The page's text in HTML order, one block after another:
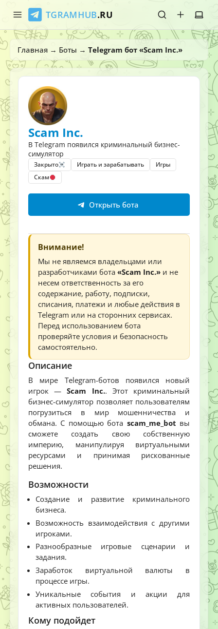
TGRAMHUB.RU
Главная
Стикеры
Эмодзи
О нас
Главная → Боты → Telegram бот «Scam Inc.»
Scam Inc.
В Telegram появился криминальный бизнес-
симулятор
Закрыто Играть и зарабатывать
Игры
Скам
Открыть бота
Внимание!
Мы не являемся владельцами или
разработчиками бота «Scam Inc.» и не
несем ответственность за его
содержание, работу, подписки,
списания, платежи и любые действия в
Telegram или на сторонних сервисах.
Перед использованием бота
проверяйте условия и безопасность
самостоятельно.
Описание
В мире Telegram-ботов появился новый
игрок —Scam Inc.. Этот криминальный
бизнес-симулятор позволяет пользователям
погрузиться в мир мошенничества и
обмана. С помощью бота scam_me_bot вы
сможете создать свою собственную
империю, манипулируя виртуальными
ресурсами и принимая рискованные
решения.
Возможности
Создание и развитие криминального
бизнеса.
Возможность взаимодействия с другими
игроками.
Разнообразные игровые сценарии и
задания.
Заработок виртуальной валюты в
процессе игры.
Уникальные события и акции для
активных пользователей.
Кому подойдет